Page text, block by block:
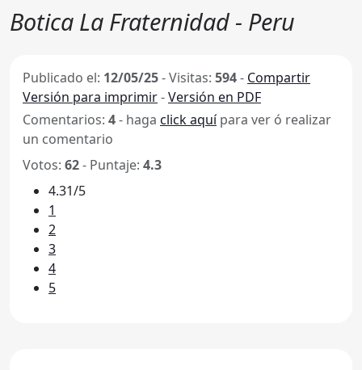
Botica La Fraternidad - Peru
Publicado el: 12/05/25-Visitas: 594- Compartir
Versión para imprimir-Versión en PDF
Comentarios: 4- haga click aquípara ver ó realizar
un comentario
Votos: 62- Puntaje: 4.3
4.31/5
1
2
3
4
5